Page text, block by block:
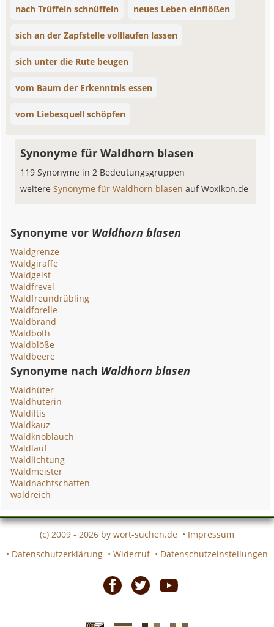
nach Trüffeln schnüffeln neues Leben einflößen
sich an der Zapfstelle volllaufen lassen
sich unter die Rute beugen
vom Baum der Erkenntnis essen
vom Liebesquell schöpfen
Synonyme für Waldhorn blasen
119 Synonyme in 2 Bedeutungsgruppen
weitereSynonyme für Waldhorn blasenauf Woxikon.de
Synonyme vor Waldhorn blasen
Waldgrenze
Waldgiraffe
Waldgeist
Waldfrevel
Waldfreundrübling
Waldforelle
Waldbrand
Waldboth
Waldblöße
Waldbeere
Synonyme nach Waldhorn blasen
Waldhüter
Waldhüterin
Waldiltis
Waldkauz
Waldknoblauch
Waldlauf
Waldlichtung
Waldmeister
Waldnachtschatten
waldreich
(c) 2009 - 2026 by wort-suchen.de • Impressum
• Datenschutzerklärung • Widerruf • Datenschutzeinstellungen